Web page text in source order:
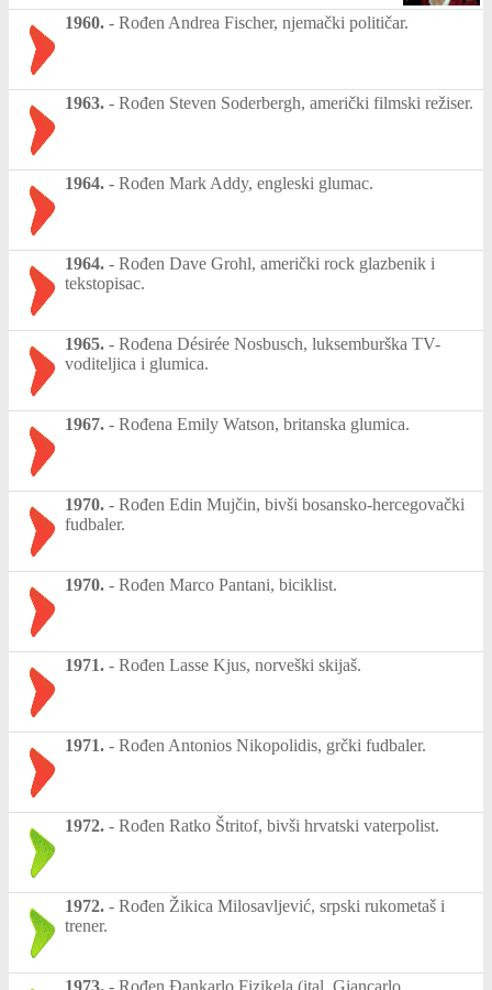
1960. - Rođen Andrea Fischer, njemački političar.
1963. - Rođen Steven Soderbergh, američki filmski režiser.
1964. - Rođen Mark Addy, engleski glumac.
1964. - Rođen Dave Grohl, američki rock glazbenik i
tekstopisac.
1965. - Rođena Désirée Nosbusch, luksemburška TV-
voditeljica i glumica.
1967. - Rođena Emily Watson, britanska glumica.
1970. - Rođen Edin Mujčin, bivši bosansko-hercegovački
fudbaler.
1970. - Rođen Marco Pantani, biciklist.
1971. - Rođen Lasse Kjus, norveški skijaš.
1971. - Rođen Antonios Nikopolidis, grčki fudbaler.
1972. - Rođen Ratko Štritof, bivši hrvatski vaterpolist.
1972. - Rođen Žikica Milosavljević, srpski rukometaš i
trener.
1973. - Rođen Đankarlo Fizikela (ital. Giancarlo